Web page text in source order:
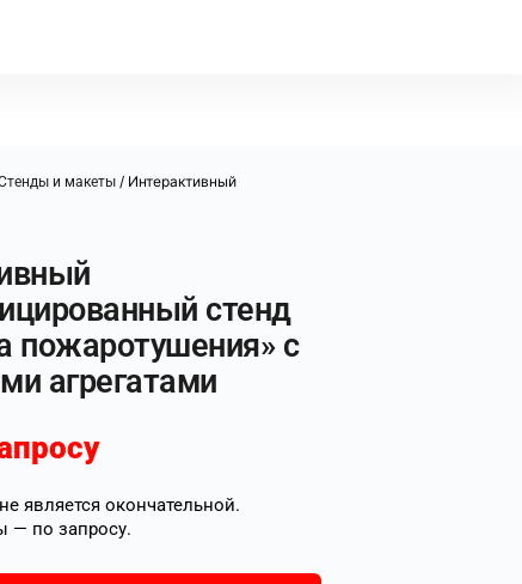
и макеты / Интерактивный
стенд
пожаротушения» с
агрегатами
является окончательной.
— по запросу.